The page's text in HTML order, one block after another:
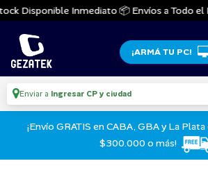
Disponible Inmediato 📦 Envíos a Todo el
¡ARMÁ TU PC!
Enviar a Ingresar CP y ciudad
¡Envío GRATIS en CABA, GBA y La
$300.000 o más!